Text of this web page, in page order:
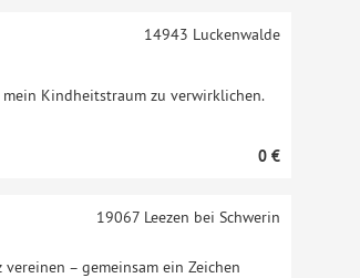
Kindheitstraum zu verwirklichen.
14943 Luckenwalde
0 €
– gemeinsam ein Zeichen
19067Leezen bei Schwerin